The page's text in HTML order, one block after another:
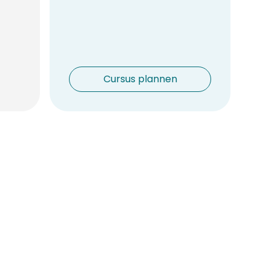
Cursus plannen